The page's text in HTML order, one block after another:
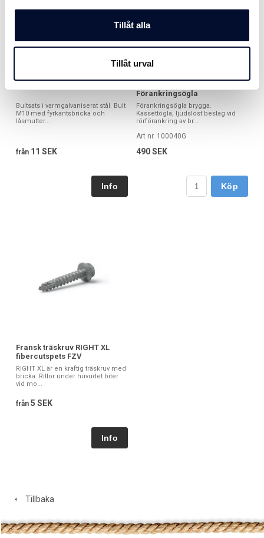
Tillåt alla
Tillåt urval
Bultsats i varmgalvaniserat stål. Bult
M10 med fyrkantsbricka och
låsmutter...
från 11 SEK
Förankringsögla
Förankringsögla brygga.
Kassettögla, ljudslöst beslag vid
rörförankring av br...
Art nr. 100040G
490 SEK
Köp
Fransk träskruv RIGHT XL
fibercutspets FZV
RIGHT XL är en kraftig träskruv med
bricka. Rillor under huvudet biter
vid mo...
från 5 SEK
Tillbaka